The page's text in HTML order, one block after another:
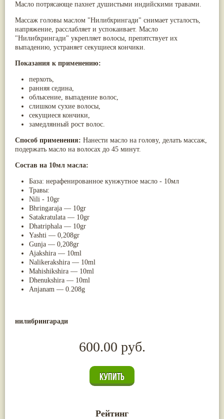
Масло потрясающе пахнет душистыми индийскими травами.
Массаж головы маслом "Нилибхрингади" снимает усталость,
напряжение, расслабляет и успокаивает. Масло
"Нилибхрингади" укрепляет волосы, препятствует их
выпадению, устраняет секущиеся кончики.
Показания к применению:
перхоть,
ранняя седина,
облысение, выпадение волос,
слишком сухие волосы,
секущиеся кончики,
замедлянный рост волос.
Способ применения: Нанести масло на голову, делать массаж,
подержать масло на волосах до 45 минут.
Состав на 10мл масла:
База: нерафенированное кунжутное масло - 10мл
Травы:
Nili - 10gr
Bhringaraja — 10gr
Satakratulata — 10gr
Dhatriphala — 10gr
Yashti — 0,208gr
Gunja — 0,208gr
Ajakshira — 10ml
Nalikerakshira — 10ml
Mahishikshira — 10ml
Dhenukshira — 10ml
Anjanam — 0.208g
нилибрингаради
600.00 руб.
Рейтинг
Паслён черный(13)
Коричник цейлонский(12)
Мирра(12)
Розовая соль (12)
Сверция(12)
Коровье молоко
Мукуна жгучая(11)
Ним(11)
Патала(11)
Перец чаба(11)
Соссюрея/кушта(11)
Алойное дерево(10)
Асафетида(10)
Тмин обыкновенный(10)
Ашока
Вишня гималайская
(9)
Данти(9)
Мурва (9)
Птерокарпус мешковидный
Юстиция сосудистая/Васака
Жасмин
(8)
Каранджа
Касторовое масло
(8)
Кутаки(8)
Мята (8)
Пушкара
(8)
more...